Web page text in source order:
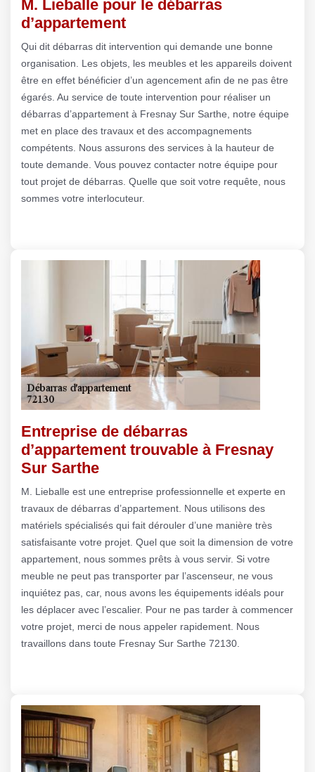
M. Lieballe pour le débarras
d’appartement
Qui dit débarras dit intervention qui demande une bonne
organisation. Les objets, les meubles et les appareils doivent
être en effet bénéficier d’un agencement afin de ne pas être
égarés. Au service de toute intervention pour réaliser un
débarras d’appartement à Fresnay Sur Sarthe, notre équipe
met en place des travaux et des accompagnements
compétents. Nous assurons des services à la hauteur de
toute demande. Vous pouvez contacter notre équipe pour
tout projet de débarras. Quelle que soit votre requête, nous
sommes votre interlocuteur.
Entreprise de débarras
d’appartement trouvable à Fresnay
Sur Sarthe
M. Lieballe est une entreprise professionnelle et experte en
travaux de débarras d’appartement. Nous utilisons des
matériels spécialisés qui fait dérouler d’une manière très
satisfaisante votre projet. Quel que soit la dimension de votre
appartement, nous sommes prêts à vous servir. Si votre
meuble ne peut pas transporter par l’ascenseur, ne vous
inquiétez pas, car, nous avons les équipements idéals pour
les déplacer avec l’escalier. Pour ne pas tarder à commencer
votre projet, merci de nous appeler rapidement. Nous
travaillons dans toute Fresnay Sur Sarthe 72130.